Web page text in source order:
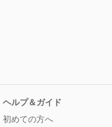
ヘルプ＆ガイド
初めての方へ